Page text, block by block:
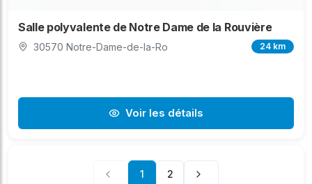
Salle polyvalente de Notre Dame de la Rouvière
30570 Notre-Dame-de-la-Ro 24 km
Voir les détails
1 2